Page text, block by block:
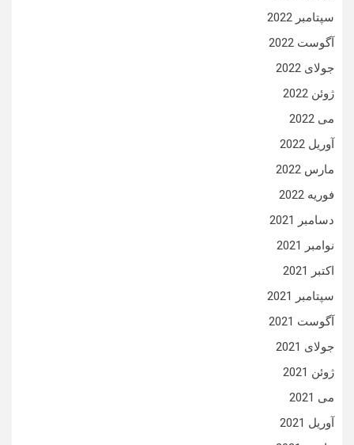
سپتامبر 2022
آگوست 2022
جولای 2022
ژوئن 2022
می 2022
آوریل 2022
مارس 2022
فوریه 2022
دسامبر 2021
نوامبر 2021
اکتبر 2021
سپتامبر 2021
آگوست 2021
جولای 2021
ژوئن 2021
می 2021
آوریل 2021